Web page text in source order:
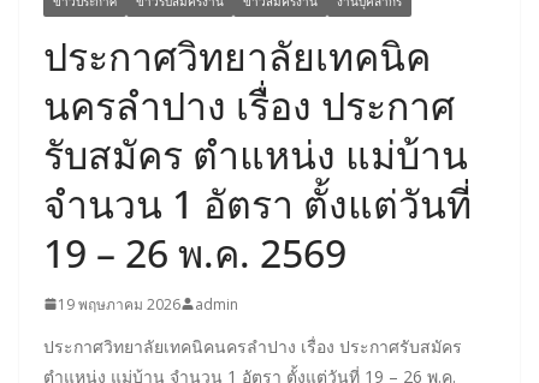
ประกาศวิทยาลัยเทคนิค
นครลำปาง เรื่อง ประกาศ
รับสมัคร ตำแหน่ง แม่บ้าน
จำนวน 1 อัตรา ตั้งแต่วันที่
19 – 26 พ.ค. 2569
19 พฤษภาคม 2026 admin
ประกาศวิทยาลัยเทคนิคนครลำปาง เรื่อง ประกาศรับสมัคร
ตำแหน่ง แม่บ้าน จำนวน 1 อัตรา ตั้งแต่วันที่ 19 – 26 พ.ค.